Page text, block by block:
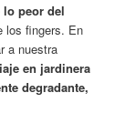
lo peor del
los fingers. En
a nuestra
en jardinera
degradante,